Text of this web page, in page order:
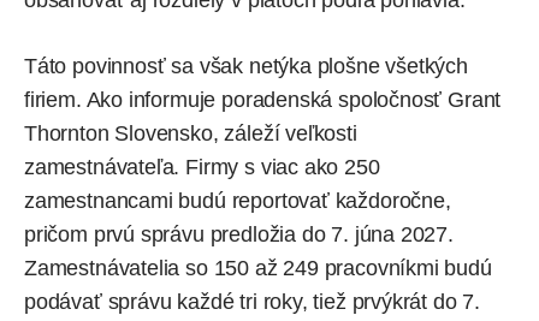
Táto povinnosť sa však netýka plošne všetkých
firiem. Ako informuje poradenská spoločnosť Grant
Thornton Slovensko, záleží veľkosti
zamestnávateľa. Firmy s viac ako 250
zamestnancami budú reportovať každoročne,
pričom prvú správu predložia do 7. júna 2027.
Zamestnávatelia so 150 až 249 pracovníkmi budú
podávať správu každé tri roky, tiež prvýkrát do 7.